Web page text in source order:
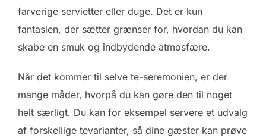
farverige servietter eller duge. Det er kun
fantasien, der sætter grænser for, hvordan du kan
skabe en smuk og indbydende atmosfære.
Når det kommer til selve te-seremonien, er der
mange måder, hvorpå du kan gøre den til noget
helt særligt. Du kan for eksempel servere et udvalg
af forskellige tevarianter, så dine gæster kan prøve